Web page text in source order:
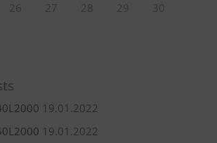
26 27 28 29
30
19.01.2022
19.01.2022